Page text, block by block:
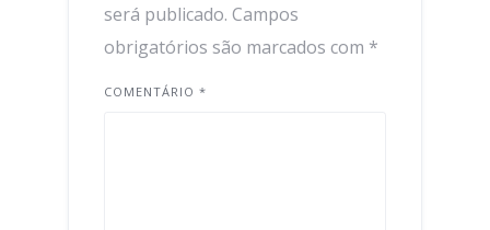
será publicado. Campos
obrigatórios são marcados com *
COMENTÁRIO *